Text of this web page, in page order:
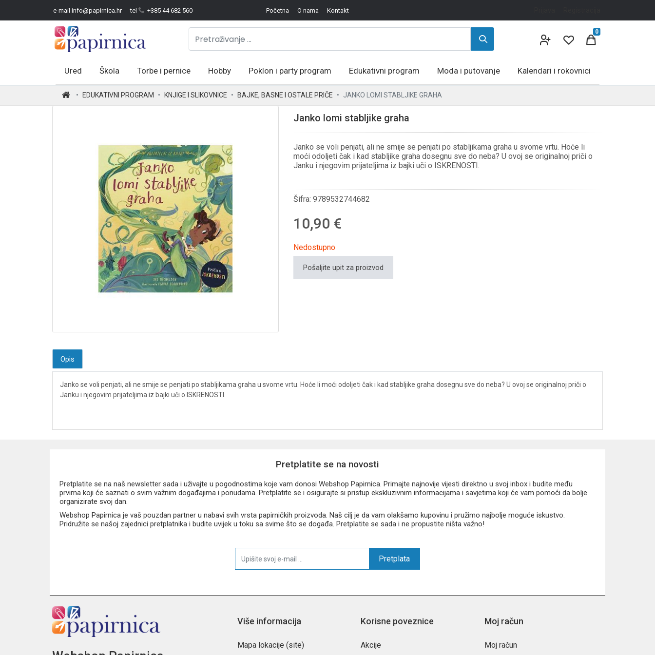
e-mail info@papirnica.hr tel +385 44 682 560 Početna O nama Kontakt
0
Ured Škola Torbe i pernice Hobby Poklon i party program Edukativni program Moda i putovanje Kalendari i rokovnici
EDUKATIVNI PROGRAM KNJIGE I SLIKOVNICE BAJKE, BASNE I OSTALE PRIČE JANKO LOMI STABLJIKE GRAHA
Janko lomi stabljike graha
Janko se voli penjati, ali ne smije se penjati po stabljikama graha u svome vrtu. Hoće li
moći odoljeti čak i kad stabljike graha dosegnu sve do neba? U ovoj se originalnoj priči o
Janku i njegovim prijateljima iz bajki uči o ISKRENOSTI.
Šifra: 9789532744682
10,90 €
Nedostupno
Pošaljite upit za proizvod
Opis
Janko se voli penjati, ali ne smije se penjati po stabljikama graha u svome vrtu. Hoće li moći odoljeti čak i kad stabljike graha dosegnu sve do neba? U ovoj se originalnoj priči o
Janku i njegovim prijateljima iz bajki uči o ISKRENOSTI.
Pretplatite se na novosti
Pretplatite se na naš newsletter sada i uživajte u pogodnostima koje vam donosi Webshop Papirnica. Primajte najnovije vijesti direktno u svoj inbox i budite među
prvima koji će saznati o svim važnim događajima i ponudama. Pretplatite se i osigurajte si pristup ekskluzivnim informacijama i savjetima koji će vam pomoći da bolje
organizirate svoj dan.
Webshop Papirnica je vaš pouzdan partner u nabavi svih vrsta papirničkih proizvoda. Naš cilj je da vam olakšamo kupovinu i pružimo najbolje moguće iskustvo.
Pridružite se našoj zajednici pretplatnika i budite uvijek u toku sa svime što se događa. Pretplatite se sada i ne propustite ništa važno!
Pretplata
Više informacija
Mapa lokacije (site)
Korisne poveznice
Akcije
Moj račun
Moj račun